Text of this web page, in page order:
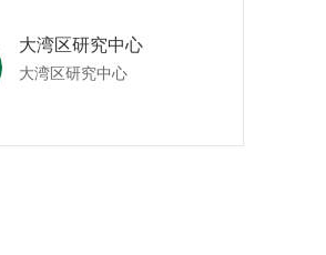
大湾区研究中心
大湾区研究中心